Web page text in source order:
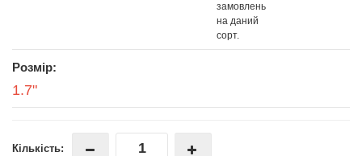
замовлень
на даний
сорт.
Розмір:
1.7"
Кількість: